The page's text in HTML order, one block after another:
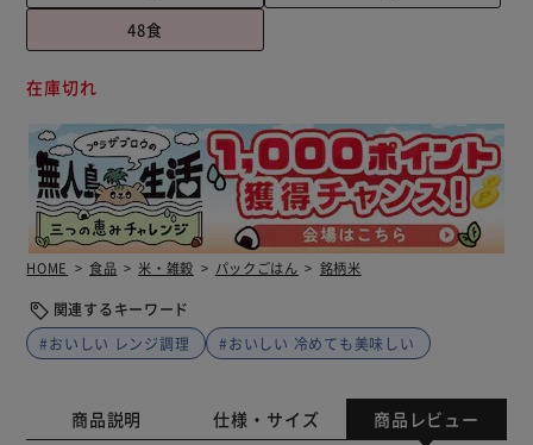
48食
在庫切れ
HOME 食品 米・雑穀 パックごはん 銘柄米
関連するキーワード
#おいしい レンジ調理
#おいしい 冷めても美味しい
商品説明 仕様・サイズ 商品レビュー